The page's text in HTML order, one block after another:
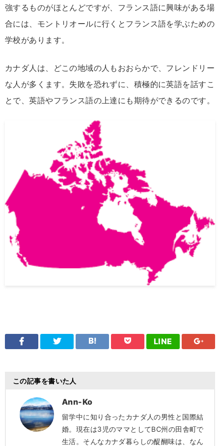
強するものがほとんどですが、フランス語に興味がある場
合には、モントリオールに行くとフランス語を学ぶための
学校があります。
カナダ人は、どこの地域の人もおおらかで、フレンドリー
な人が多くます。失敗を恐れずに、積極的に英語を話すこ
とで、英語やフランス語の上達にも期待ができるのです。
LINE
この記事を書いた人
Ann-Ko
留学中に知り合ったカナダ人の男性と国際結
婚。現在は3児のママとしてBC州の田舎町で
生活。そんなカナダ暮らしの醍醐味は、なん